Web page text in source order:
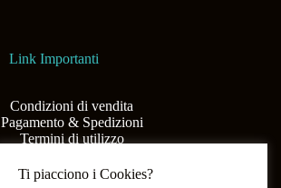
Link Importanti
Condizioni di vendita
Pagamento & Spedizioni
Termini di utilizzo
Ti piacciono i Cookies?